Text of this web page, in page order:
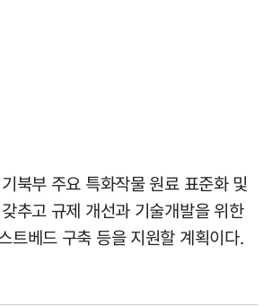
북부 주요 특화작물 원료 표준화 및
추고 규제 개선과 기술개발을 위한
트베드 구축 등을 지원할 계획이다.